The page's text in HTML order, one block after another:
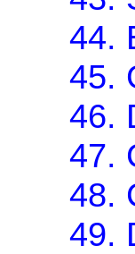
44.
45.
46.
47.
48.
49.